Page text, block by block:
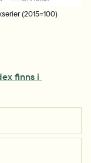
(2015=100)
eller ny flik.
finns i